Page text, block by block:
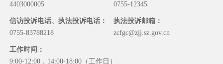
4403000005
0755-12345
信访投诉电话、执法投诉电话：
0755-83788218
执法投诉邮箱：
zcfgc@zjj.sz.gov.cn
工作时间：
9:00-12:00，14:00-18:00（工作日）